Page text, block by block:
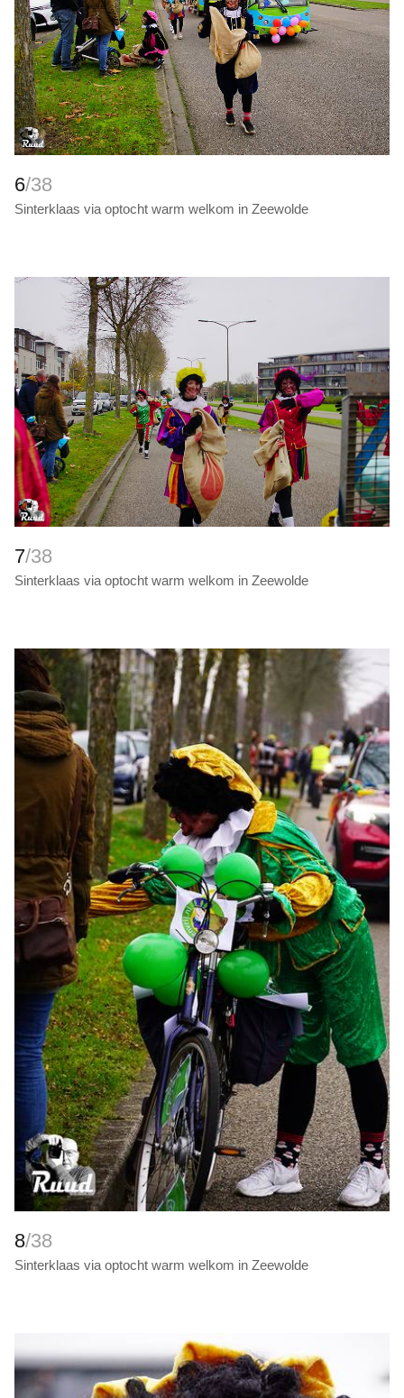
6/38
Sinterklaas via optocht warm welkom in Zeewolde
7/38
Sinterklaas via optocht warm welkom in Zeewolde
8/38
Sinterklaas via optocht warm welkom in Zeewolde